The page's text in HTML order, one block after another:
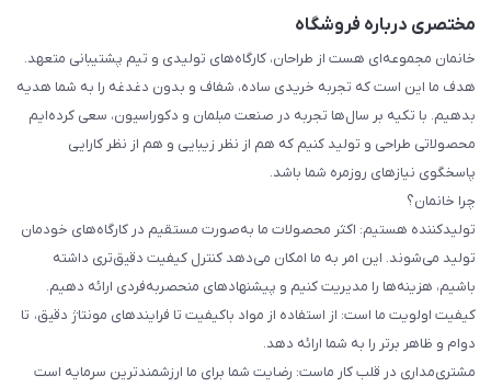
مختصری درباره فروشگاه
خانمان مجموعه‌ای هست از طراحان، کارگاه‌های تولیدی و تیم پشتیبانی متعهد.
هدف ما این است که تجربه خریدی ساده، شفاف و بدون دغدغه را به شما هدیه
بدهیم. با تکیه بر سال‌ها تجربه در صنعت مبلمان و دکوراسیون، سعی کرده‌ایم
محصولاتی طراحی و تولید کنیم که هم از نظر زیبایی و هم از نظر کارایی
پاسخگوی نیازهای روزمره شما باشد.
چرا خانمان؟
تولیدکننده هستیم: اکثر محصولات ما به‌صورت مستقیم در کارگاه‌های خودمان
تولید می‌شوند. این امر به ما امکان می‌دهد کنترل کیفیت دقیق‌تری داشته
باشیم، هزینه‌ها را مدیریت کنیم و پیشنهادهای منحصربه‌فردی ارائه دهیم.
کیفیت اولویت ما است: از استفاده از مواد باکیفیت تا فرایندهای مونتاژ دقیق، تا
دوام و ظاهر برتر را به شما ارائه دهد.
مشتری‌مداری در قلب کار ماست: رضایت شما برای ما ارزشمندترین سرمایه است